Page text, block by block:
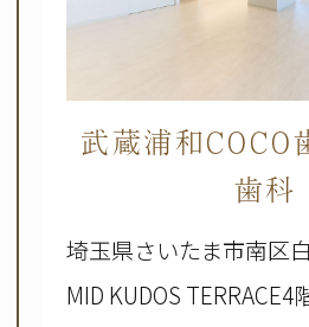
武蔵浦和COCO
歯科
埼玉県さいたま市南区
MID KUDOS TERRACE4